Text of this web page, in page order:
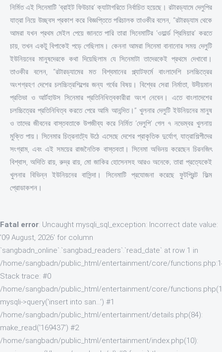
নির্মিত এই সিনেমাটি ‘ব্রাইট ফিউচার’ ক্যাটাগরিতে নির্বাচিত হয়েছে। রটারড্যামে দেলুপির
যাত্রা নিয়ে উচ্ছ্বস প্রকাশ করে বিজ্ঞপ্তিতে পরিচালক তাওকীর বলেন, “রটারড্যাম থেকে
আমরা যখন প্রথম মেইল পেয়ে জানতে পারি তারা সিনেমাটির ‘ওয়ার্ল্ড প্রিমিয়ার’ করতে
চায়, তখন একটু বিপাকেই পড়ে গেছিলাম। কেননা আমরা সিনেমা বানানোর সময় দেলুটি
ইউনিয়নের মানুষদেরকে কথা দিয়েছিলাম যে সিনেমাটা তাদেরকেই প্রথমে দেখাবো।
তাওকীর বলেন, “রটারড্যামের মত বিশ্বমানের প্ল্যাটফর্মে বাংলাদেশি চলচ্চিত্রের
অংশগ্রহণ দেশের চলচ্চিত্রশিল্পের জন্য গর্বের বিষয়। বিশ্বের সেরা নির্মাতা, উদীয়মান
প্রতিভা ও আর্টহাউস সিনেমার প্রতিনিধিত্বকারীরা অংশ নেবেন। এতে বাংলাদেশের
চলচ্চিত্রের প্রতিনিধিত্ব করতে পেরে আমি আনন্দিত।” খুলনার দেলুটি ইউনিয়নের মানুষ
ও তাদের জীবনের বাস্তবতাকে উপজীব্য করে নির্মিত ‘দেলুপি’ গেল ৭ নভেম্বর খুলনায়
মুক্তি পায়। সিনেমার চিত্রনাট্যে উঠে এসেছে দেশের প্রাকৃতিক দুর্যোগ, যাত্রাশিল্পীদের
সংগ্রাম, এবং এই সময়ের রাজনৈতিক বাস্তবতা। সিনেমা অভিনয় করেছেন চিরনজিৎ
বিশ্বাস, অদিতি রায়, রুদ্র রায়, মো জাকির হোসেনসহ আরও অনেকে; তারা প্রত্যেকেই
খুলনার বিভিন্ন ইউনিয়নের বাসিন্দা। সিনেমাটি প্রযোজনা করেছে ফুটপ্রিন্ট ফিল্ম
প্রোডাকশন।
Fatal error: Uncaught mysqli_sql_exception: Incorrect date value:
'09 August, 2026' for column
`sangbadn_online`.`sangbad_readers`.`read_date` at row 1 in
/home/sangbadn/public_html/entertainment/core/
Stack trace: #0
/home/sangbadn/public_html/entertainment/core/
mysqli->query('insert into san...') #1
/home/sangbadn/public_html/entertainment/details.php(84):
make_read('169437') #2
/home/sangbadn/public_html/entertainment/index.php(10):